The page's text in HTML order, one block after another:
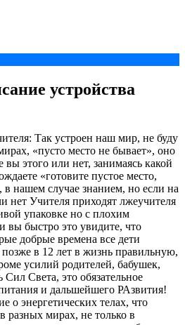
устройства
Так устроен наш мир, не буду
«пусто место не бывает», оно
вы этого или нет, занимаясь какой
«готовите пустое место,
в нашем случае знанием, но если на
нет Учителя приходят лжеучителя
упаковке но с плохим
вы быстро это увидите, что
добрые времена все дети
в 12 лет в жизнь правильную,
усилий родителей, бабушек,
Света, это обязательное
и дальшейшего РАзвития!
о энергетических телах, что
мирах, не только в